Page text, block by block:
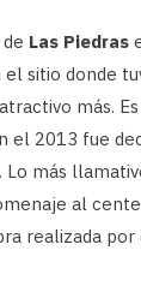
de Las Piedras
sitio donde
más.
el 2013 fue
Lo más
al
realizada